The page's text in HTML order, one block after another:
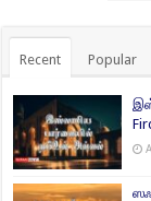
Recent Popular